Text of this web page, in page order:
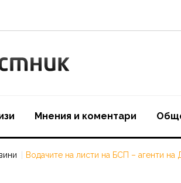
Мнения и коментари
Водачите на листи на БСП – агенти на